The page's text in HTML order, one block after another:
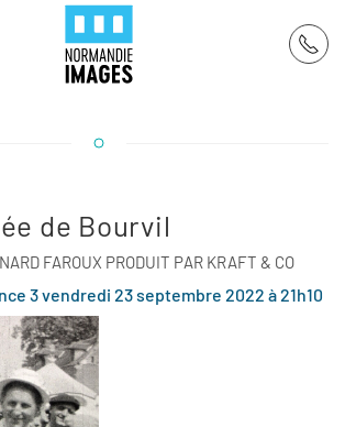
de Bourvil
FAROUX PRODUIT PAR KRAFT & CO
3 vendredi 23 septembre 2022 à 21h10
des cookies